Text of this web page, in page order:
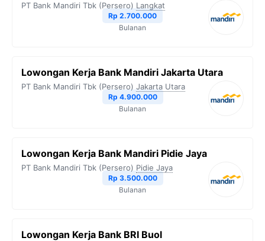
PT Bank Mandiri Tbk (Persero) Langkat
Rp 2.700.000
Bulanan
Lowongan Kerja Bank Mandiri Jakarta Utara
PT Bank Mandiri Tbk (Persero) Jakarta Utara
Rp 4.900.000
Bulanan
Lowongan Kerja Bank Mandiri Pidie Jaya
PT Bank Mandiri Tbk (Persero) Pidie Jaya
Rp 3.500.000
Bulanan
Lowongan Kerja Bank BRI Buol